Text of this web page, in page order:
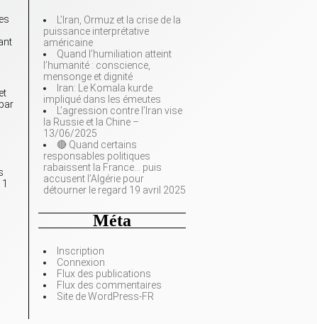
L’Iran, Ormuz et la crise de la
puissance interprétative
américaine
Quand l’humiliation atteint
l’humanité : conscience,
mensonge et dignité
Iran: Le Komala kurde
impliqué dans les émeutes
L’agression contre l’Iran vise
la Russie et la Chine –
13/06/2025
🔴 Quand certains
responsables politiques
rabaissent la France… puis
accusent l’Algérie pour
détourner le regard 19 avril 2025
Méta
Inscription
Connexion
Flux des publications
Flux des commentaires
Site de WordPress-FR